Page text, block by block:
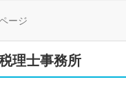
ージ
理士事務所